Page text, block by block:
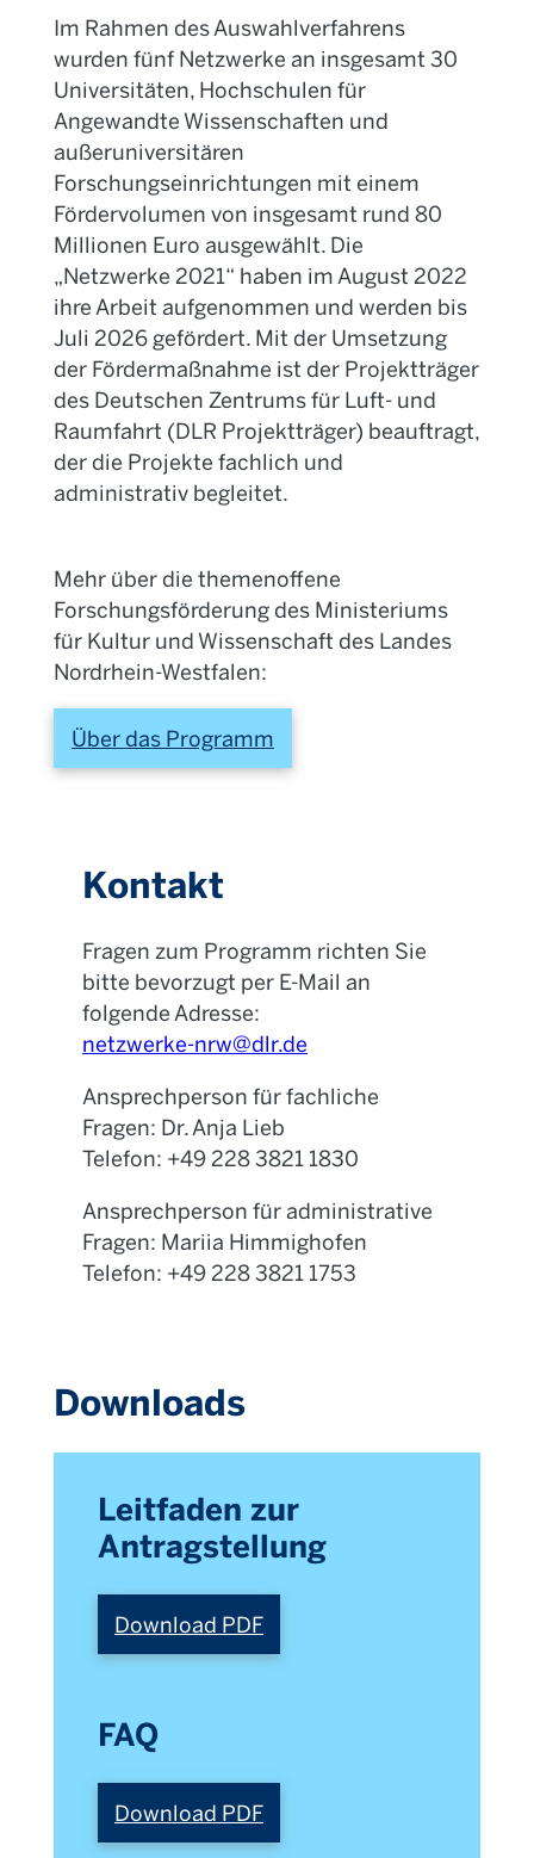
Im Rahmen des Auswahlverfahrens
wurden fünf Netzwerke an insgesamt 30
Universitäten, Hochschulen für
Angewandte Wissenschaften und
außeruniversitären
Forschungseinrichtungen mit einem
Fördervolumen von insgesamt rund 80
Millionen Euro ausgewählt. Die
„Netzwerke 2021“ haben im August 2022
ihre Arbeit aufgenommen und werden bis
Juli 2026 gefördert. Mit der Umsetzung
der Fördermaßnahme ist der Projektträger
des Deutschen Zentrums für Luft- und
Raumfahrt (DLR Projektträger) beauftragt,
der die Projekte fachlich und
administrativ begleitet.
Mehr über die themenoffene
Forschungsförderung des Ministeriums
für Kultur und Wissenschaft des Landes
Nordrhein-Westfalen:
Über das Programm
Kontakt
Fragen zum Programm richten Sie
bitte bevorzugt per E-Mail an
folgende Adresse:
netzwerke-nrw@dlr.de
Ansprechperson für fachliche
Fragen: Dr. Anja Lieb
Telefon: +49 228 3821 1830
Ansprechperson für administrative
Fragen: Mariia Himmighofen
Telefon: +49 228 3821 1753
Downloads
Leitfaden zur
Antragstellung
Download PDF
FAQ
Download PDF